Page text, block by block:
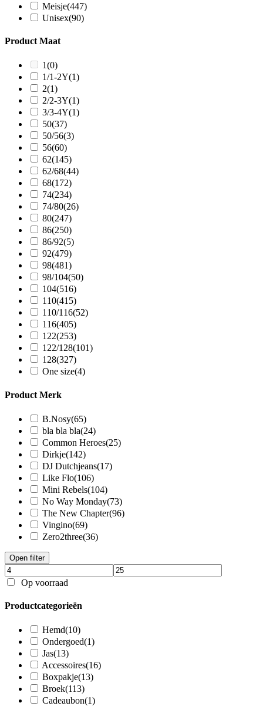
Meisje(447)
Unisex(90)
Product Maat
1(0)
1/1-2Y(1)
2(1)
2/2-3Y(1)
3/3-4Y(1)
50(37)
50/56(3)
56(60)
62(145)
62/68(44)
68(172)
74(234)
74/80(26)
80(247)
86(250)
86/92(5)
92(479)
98(481)
98/104(50)
104(516)
110(415)
110/116(52)
116(405)
122(253)
122/128(101)
128(327)
One size(4)
Product Merk
B.Nosy(65)
bla bla bla(24)
Common Heroes(25)
Dirkje(142)
DJ Dutchjeans(17)
Like Flo(106)
Mini Rebels(104)
No Way Monday(73)
The New Chapter(96)
Vingino(69)
Zero2three(36)
Open filter
Op voorraad
Productcategorieën
Hemd(10)
Ondergoed(1)
Jas(13)
Accessoires(16)
Boxpakje(13)
Broek(113)
Cadeaubon(1)